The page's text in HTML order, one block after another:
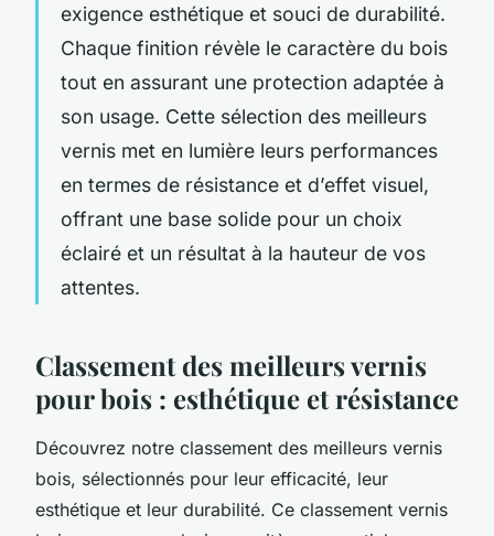
exigence esthétique et souci de durabilité.
Chaque finition révèle le caractère du bois
tout en assurant une protection adaptée à
son usage. Cette sélection des meilleurs
vernis met en lumière leurs performances
en termes de résistance et d’effet visuel,
offrant une base solide pour un choix
éclairé et un résultat à la hauteur de vos
attentes.
Classement des meilleurs vernis
pour bois : esthétique et résistance
Découvrez notre classement des meilleurs vernis
bois, sélectionnés pour leur efficacité, leur
esthétique et leur durabilité. Ce classement vernis